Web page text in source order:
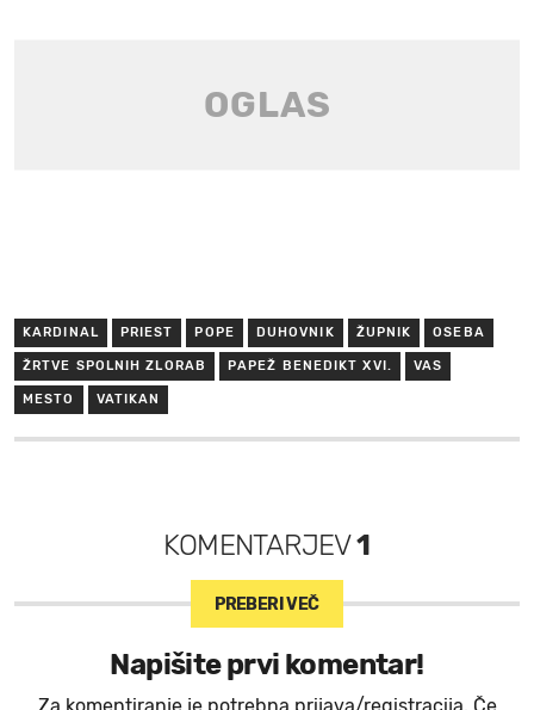
KARDINAL PRIEST POPE DUHOVNIK ŽUPNIK OSEBA
ŽRTVE SPOLNIH ZLORAB PAPEŽ BENEDIKT XVI. VAS
MESTO VATIKAN
KOMENTARJEV1
PREBERI VEČ
Napišite prvi komentar!